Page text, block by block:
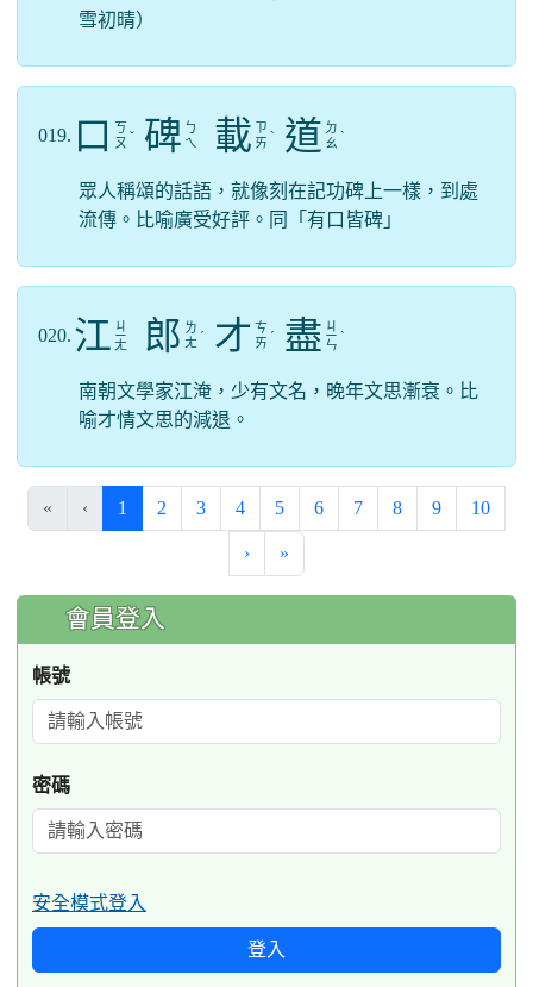
雪初晴）
019. 口
ㄎ
ㄡ ˇ 碑 ㄅ
ㄟ
載
ㄗ
ㄞ ˋ 道 ㄉ
ㄠ ˋ
眾人稱頌的話語，就像刻在記功碑上一樣，到處
流傳。比喻廣受好評。同「有口皆碑」
020. 江 ㄐ
ㄧ
ㄤ 郎 ㄌ
ㄤ ˊ 才 ㄘ
ㄞ ˊ 盡 ㄐ
ㄧ
ㄣ
ˋ
南朝文學家江淹，少有文名，晚年文思漸衰。比
喻才情文思的減退。
« ‹ 1 (current)
2 3 4 5 6 7 8 9 10
› »
:::
會員登入
帳號
密碼
安全模式登入
登入